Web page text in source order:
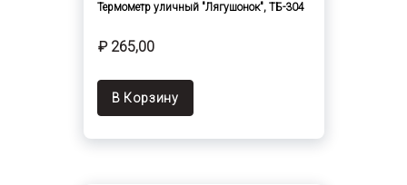
Термометр уличный "Лягушонок", ТБ-304
₽ 265,00
В Корзину